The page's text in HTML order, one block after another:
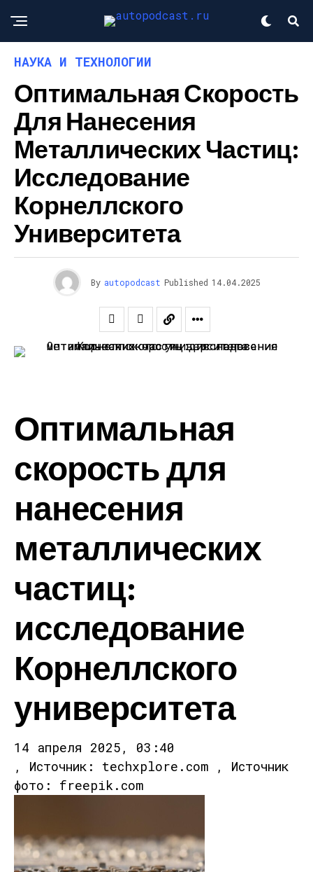
НАУКА И ТЕХНОЛОГИИ
Оптимальная Скорость
Для Нанесения
Металлических Частиц:
Исследование
Корнеллского
Университета
By autopodcast Published 14.04.2025
Оптимальная
скорость для
нанесения
металлических
частиц:
исследование
Корнеллского
университета
14 апреля 2025, 03:40
, Источник: techxplore.com , Источник
фото: freepik.com